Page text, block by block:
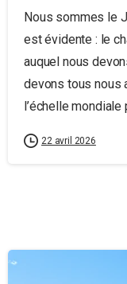
Nous sommes le
est évidente : le
auquel nous
devons tous nous
l’échelle mondiale
22 avril 2026